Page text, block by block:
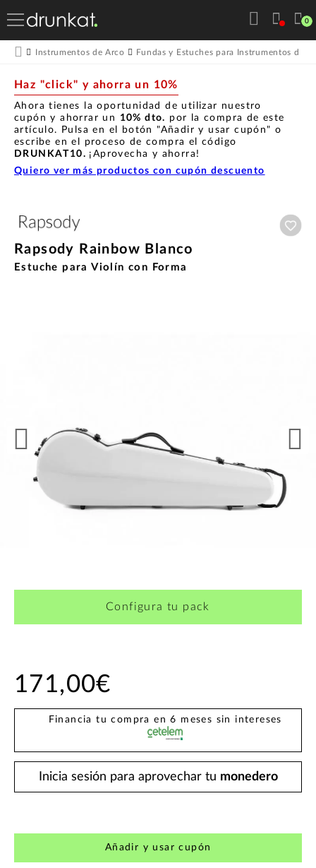
0
Instrumentos de Arco Fundas y Estuches para Instrumentos de
Haz "click" y ahorra un 10%
Ahora tienes la oportunidad de utilizar nuestro
cupón y ahorrar un 10% dto. por la compra de este
artículo. Pulsa en el botón "Añadir y usar cupón" o
escribe en el proceso de compra el código
DRUNKAT10. ¡Aprovecha y ahorra!
Quiero ver más productos con cupón descuento
Rapsody Rainbow Blanco
Estuche para Violín con Forma
Configura tu pack
171,00€
Financia tu compra en 6 meses sin intereses
Inicia sesión para aprovechar tu monedero
Añadir y usar cupón